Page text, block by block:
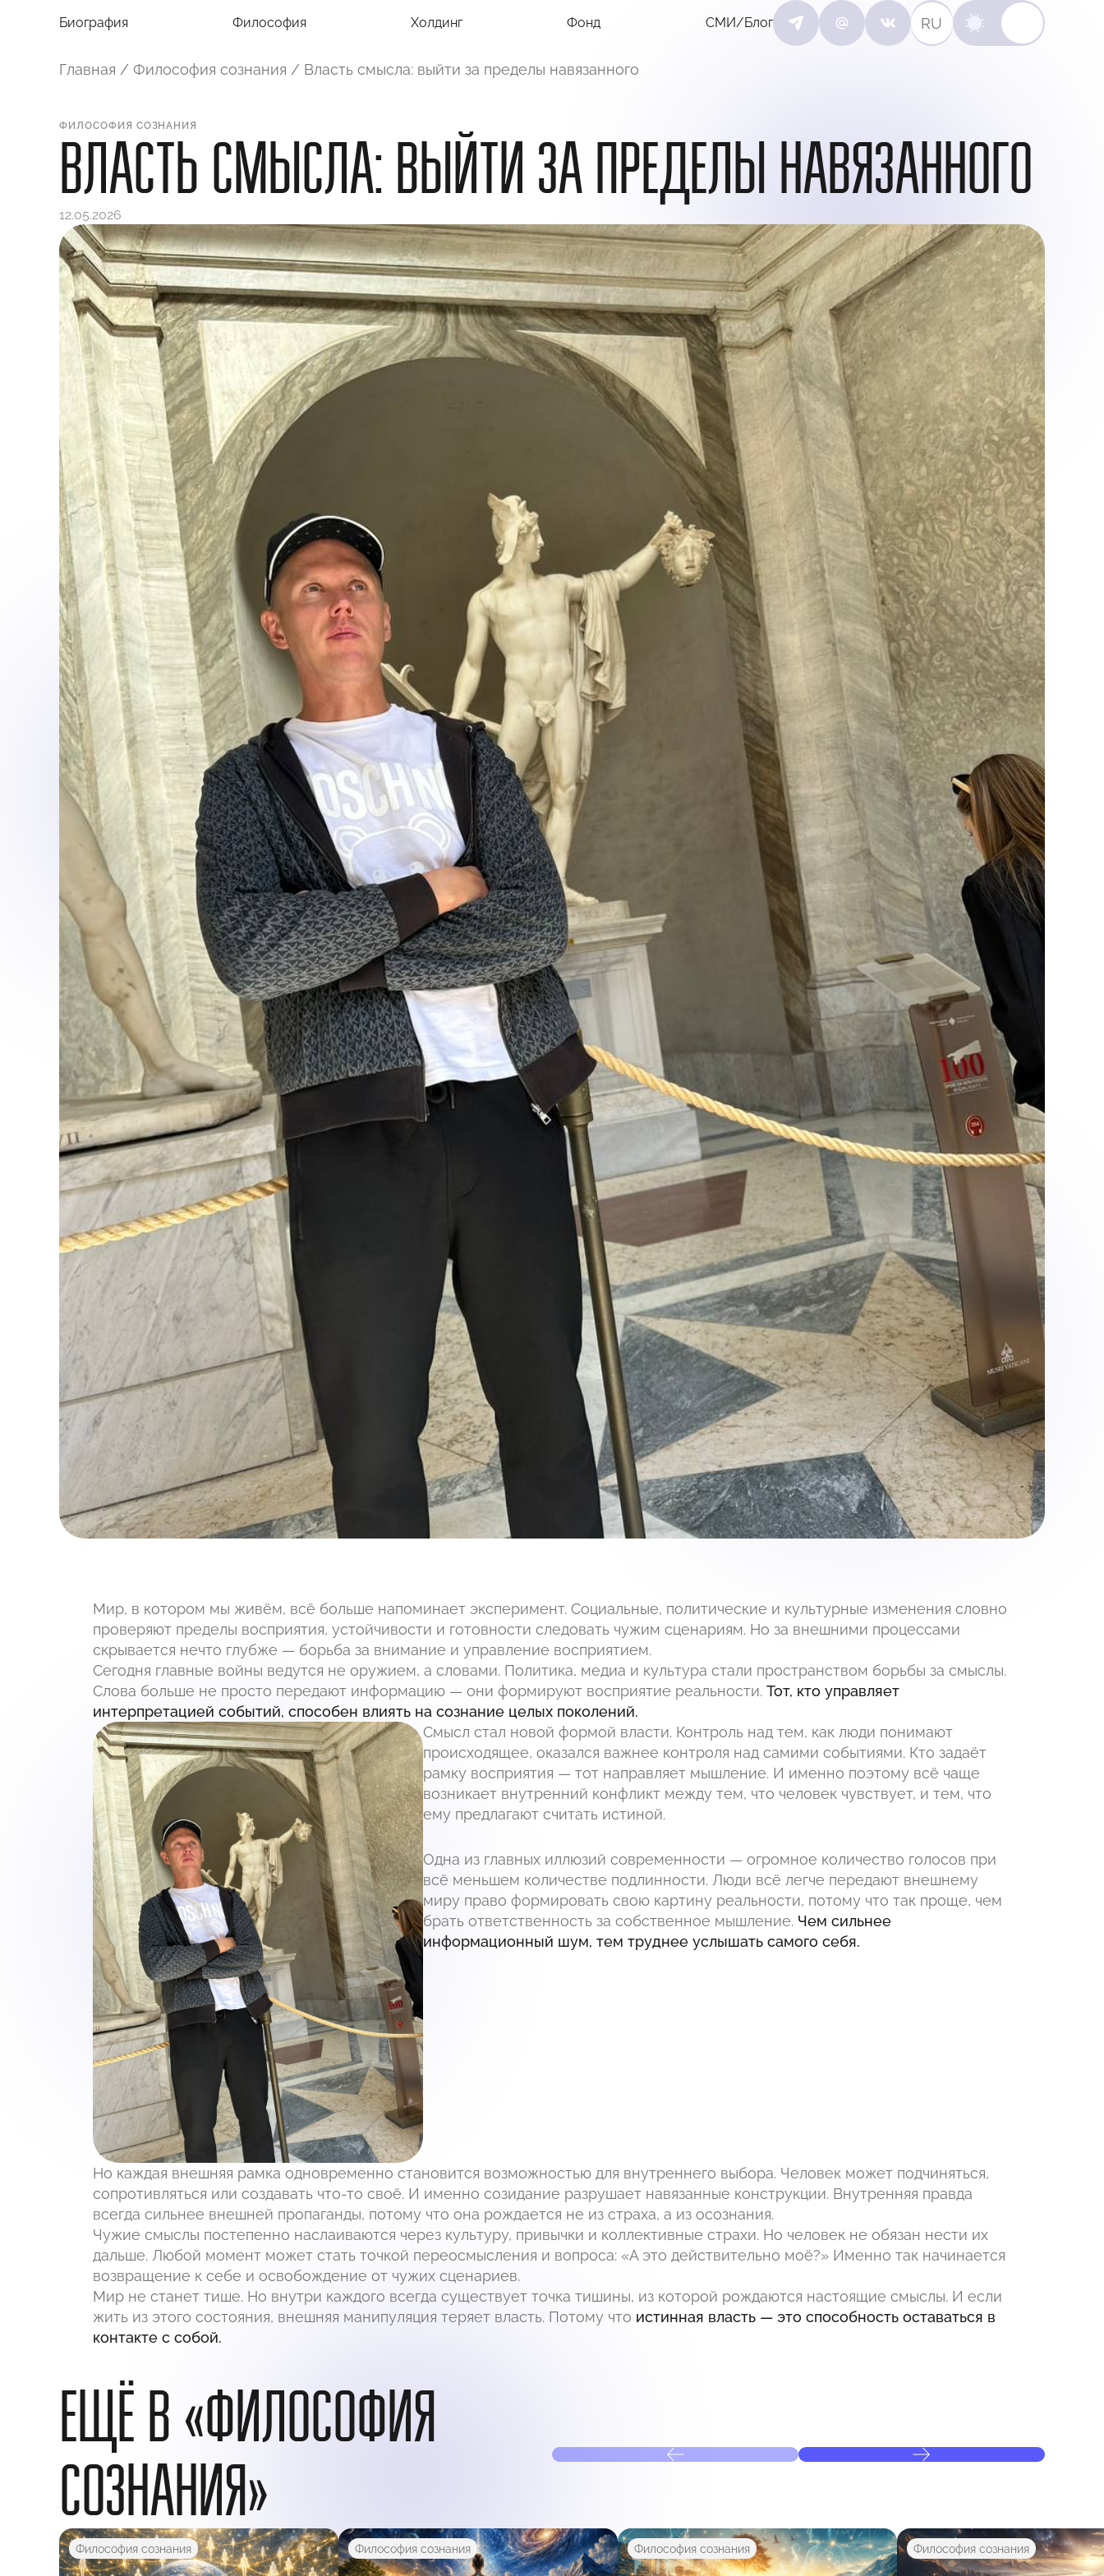
Биография Философия Холдинг Фонд СМИ/Блог RU
Главная / Философия сознания / Власть смысла: выйти за пределы навязанного
ФИЛОСОФИЯ СОЗНАНИЯ
ВЛАСТЬ СМЫСЛА: ВЫЙТИ ЗА ПРЕДЕЛЫ НАВЯЗАННОГО
12.05.2026
Мир, в котором мы живём, всё больше напоминает эксперимент. Социальные, политические и культурные изменения словно
проверяют пределы восприятия, устойчивости и готовности следовать чужим сценариям. Но за внешними процессами
скрывается нечто глубже — борьба за внимание и управление восприятием.
Сегодня главные войны ведутся не оружием, а словами. Политика, медиа и культура стали пространством борьбы за смыслы.
Слова больше не просто передают информацию — они формируют восприятие реальности. Тот, кто управляет
интерпретацией событий, способен влиять на сознание целых поколений.
Смысл стал новой формой власти. Контроль над тем, как люди понимают
происходящее, оказался важнее контроля над самими событиями. Кто задаёт
рамку восприятия — тот направляет мышление. И именно поэтому всё чаще
возникает внутренний конфликт между тем, что человек чувствует, и тем, что
ему предлагают считать истиной.
Одна из главных иллюзий современности — огромное количество голосов при
всё меньшем количестве подлинности. Люди всё легче передают внешнему
миру право формировать свою картину реальности, потому что так проще, чем
брать ответственность за собственное мышление. Чем сильнее
информационный шум, тем труднее услышать самого себя.
Но каждая внешняя рамка одновременно становится возможностью для внутреннего выбора. Человек может подчиняться,
сопротивляться или создавать что-то своё. И именно созидание разрушает навязанные конструкции. Внутренняя правда
всегда сильнее внешней пропаганды, потому что она рождается не из страха, а из осознания.
Чужие смыслы постепенно наслаиваются через культуру, привычки и коллективные страхи. Но человек не обязан нести их
дальше. Любой момент может стать точкой переосмысления и вопроса: «А это действительно моё?» Именно так начинается
возвращение к себе и освобождение от чужих сценариев.
Мир не станет тише. Но внутри каждого всегда существует точка тишины, из которой рождаются настоящие смыслы. И если
жить из этого состояния, внешняя манипуляция теряет власть. Потому что истинная власть — это способность оставаться в
контакте с собой.
ЕЩЁ В «ФИЛОСОФИЯ
СОЗНАНИЯ»
Философия сознания Философия сознания Философия сознания Философия сознания